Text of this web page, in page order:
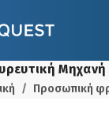
Προσωπική